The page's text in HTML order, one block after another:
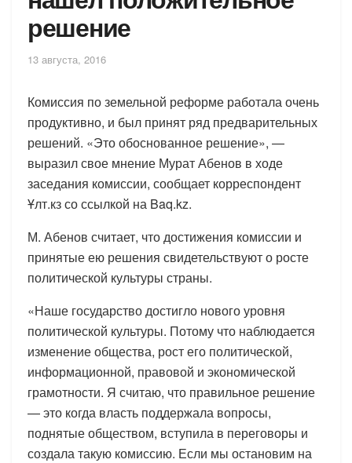
решение
13 августа, 2016
Комиссия по земельной реформе работала очень
продуктивно, и был принят ряд предварительных
решений. «Это обоснованное решение», —
выразил свое мнение Мурат Абенов в ходе
заседания комиссии, сообщает корреспондент
Ұлт.кз со ссылкой на Baq.kz.
М. Абенов считает, что достижения комиссии и
принятые ею решения свидетельствуют о росте
политической культуры страны.
«Наше государство достигло нового уровня
политической культуры. Потому что наблюдается
изменение общества, рост его политической,
информационной, правовой и экономической
грамотности. Я считаю, что правильное решение
— это когда власть поддержала вопросы,
поднятые обществом, вступила в переговоры и
создала такую комиссию. Если мы остановим на